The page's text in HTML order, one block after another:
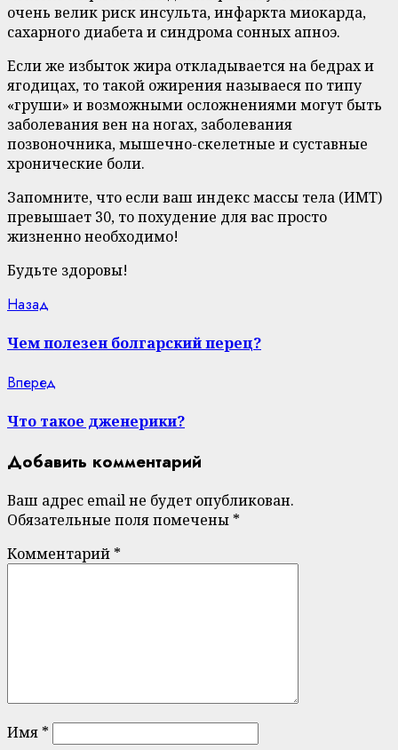
очень велик риск инсульта, инфаркта миокарда,
сахарного диабета и синдрома сонных апноэ.
Если же избыток жира откладывается на бедрах и
ягодицах, то такой ожирения называеся по типу
«груши» и возможными осложнениями могут быть
заболевания вен на ногах, заболевания
позвоночника, мышечно-скелетные и суставные
хронические боли.
Запомните, что если ваш индекс массы тела (ИМТ)
превышает 30, то похудение для вас просто
жизненно необходимо!
Будьте здоровы!
Continue
Reading
Назад
Чем полезен болгарский перец?
Вперед
Что такое дженерики?
Добавить комментарий
Ваш адрес email не будет опубликован.
Обязательные поля помечены *
Комментарий *
Имя *